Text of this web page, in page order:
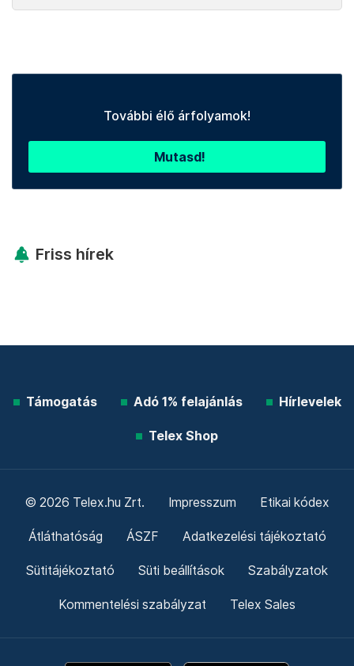
További élő árfolyamok!
Mutasd!
Friss hírek
Támogatás Adó 1% felajánlás Hírlevelek
Telex Shop
© 2026 Telex.hu Zrt. Impresszum Etikai kódex
Átláthatóság ÁSZF Adatkezelési tájékoztató
Sütitájékoztató Süti beállítások Szabályzatok
Kommentelési szabályzat Telex Sales